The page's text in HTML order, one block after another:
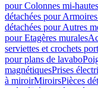
pour Colonnes mi-hautes
détachées pour
détachées pour Autres
pour Etagères murales
serviettes et crochets
pour plans de lavabo
magnétiquesPrises
à miroirMiroirsPièces